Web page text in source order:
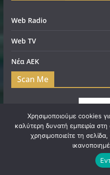
Web Radio
Web TV
Νέα ΑΕΚ
Scan Me
Χρησιμοποιούμε cookies
καλύτερη δυνατή εμπειρία
χρησιμοποιείτε τη